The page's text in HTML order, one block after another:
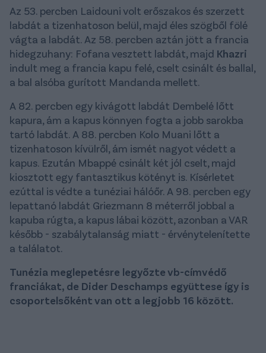
Az 53. percben Laidouni volt erőszakos és szerzett
labdát a tizenhatoson belül, majd éles szögből fölé
vágta a labdát. Az 58. percben aztán jött a francia
hidegzuhany: Fofana vesztett labdát, majd Khazri
indult meg a francia kapu felé, cselt csinált és ballal,
a bal alsóba gurított Mandanda mellett.
A 82. percben egy kivágott labdát Dembelé lőtt
kapura, ám a kapus könnyen fogta a jobb sarokba
tartó labdát. A 88. percben Kolo Muani lőtt a
tizenhatoson kívülről, ám ismét nagyot védett a
kapus. Ezután Mbappé csinált két jól cselt, majd
kiosztott egy fantasztikus kötényt is. Kísérletet
ezúttal is védte a tunéziai hálóőr. A 98. percben egy
lepattanó labdát Griezmann 8 méterről jobbal a
kapuba rúgta, a kapus lábai között, azonban a VAR
később - szabálytalanság miatt - érvénytelenítette
a találatot.
Tunézia meglepetésre legyőzte vb-címvédő
franciákat, de Dider Deschamps együttese így is
csoportelsőként van ott a legjobb 16 között.